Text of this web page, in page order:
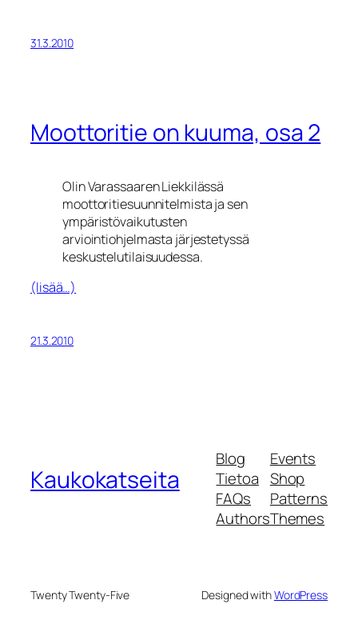
31.3.2010
Moottoritie on kuuma, osa 2
Olin Varassaaren Liekkilässä
moottoritiesuunnitelmista ja sen
ympäristövaikutusten
arviointiohjelmasta järjestetyssä
keskustelutilaisuudessa.
(lisää…)
21.3.2010
Kaukokatseita
Blog
Tietoa
FAQs
Authors
Events
Shop
Patterns
Themes
Twenty Twenty-Five Designed withWordPress